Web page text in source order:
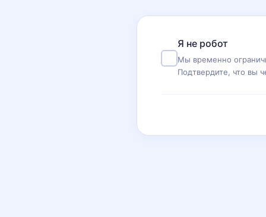
Я не робот
Мы временно
Подтвердите, что вы